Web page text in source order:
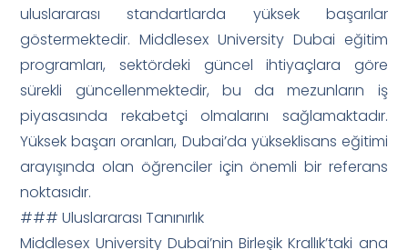
uluslararası standartlarda yüksek başarılar
göstermektedir. Middlesex University Dubai eğitim
programları, sektördeki güncel ihtiyaçlara göre
sürekli güncellenmektedir, bu da mezunların iş
piyasasında rekabetçi olmalarını sağlamaktadır.
Yüksek başarı oranları, Dubai’da yükseklisans eğitimi
arayışında olan öğrenciler için önemli bir referans
noktasıdır.
### Uluslararası Tanınırlık
Middlesex University Dubai’nin Birleşik Krallık’taki ana